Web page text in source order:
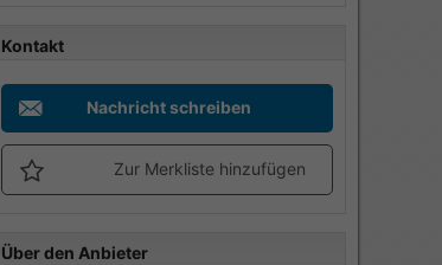
Kontakt
Nachricht schreiben
Zur Merkliste hinzufügen
Über den Anbieter